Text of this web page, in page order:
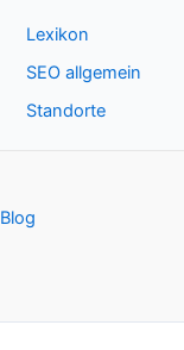
Lexikon
SEO allgemein
Standorte
Blog